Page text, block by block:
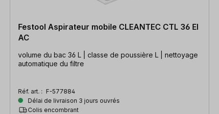
Festool Aspirateur mobile CLEANTEC CTL 36 EI
AC
volume du bac 36 L | classe de poussière L | nettoyage
automatique du filtre
Réf. art. : F-577884
Délai de livraison 3 jours ouvrés
Colis encombrant